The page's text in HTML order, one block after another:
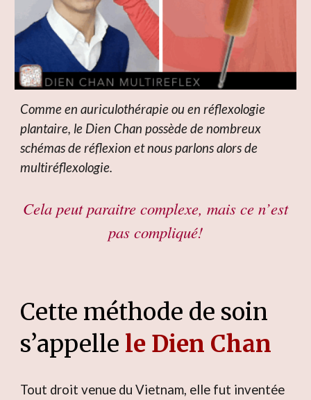
Comme en auriculothérapie ou en réflexologie
plantaire, le Dien Chan possède de nombreux
schémas de réflexion et nous parlons alors de
multiréflexologie.
Cela peut paraitre complexe, mais ce n’est
pas compliqué!
Cette méthode de soin
s’appelle le Dien Chan
Tout droit venue du Vietnam, elle fut inventée